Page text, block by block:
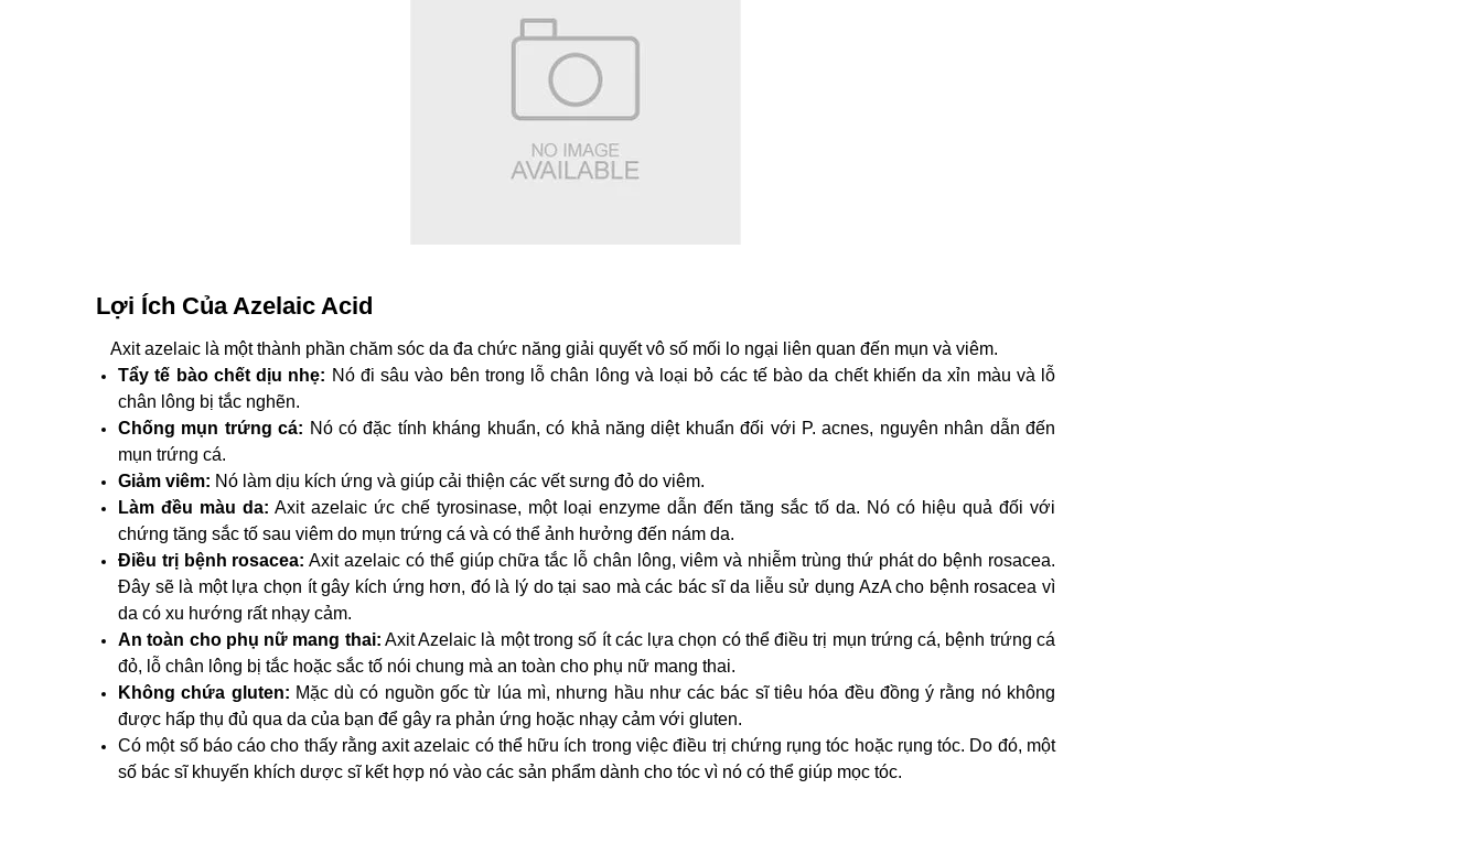
Lợi Ích Của Azelaic Acid
Axit azelaic là một thành phần chăm sóc da đa chức năng giải quyết vô số mối lo ngại liên quan đến mụn và viêm.
Tẩy tế bào chết dịu nhẹ: Nó đi sâu vào bên trong lỗ chân lông và loại bỏ các tế bào da chết khiến da xỉn màu và lỗ
chân lông bị tắc nghẽn.
Chống mụn trứng cá: Nó có đặc tính kháng khuẩn, có khả năng diệt khuẩn đối với P. acnes, nguyên nhân dẫn đến
mụn trứng cá.
Giảm viêm: Nó làm dịu kích ứng và giúp cải thiện các vết sưng đỏ do viêm.
Làm đều màu da: Axit azelaic ức chế tyrosinase, một loại enzyme dẫn đến tăng sắc tố da. Nó có hiệu quả đối với
chứng tăng sắc tố sau viêm do mụn trứng cá và có thể ảnh hưởng đến nám da.
Điều trị bệnh rosacea: Axit azelaic có thể giúp chữa tắc lỗ chân lông, viêm và nhiễm trùng thứ phát do bệnh rosacea.
Đây sẽ là một lựa chọn ít gây kích ứng hơn, đó là lý do tại sao mà các bác sĩ da liễu sử dụng AzA cho bệnh rosacea vì
da có xu hướng rất nhạy cảm.
An toàn cho phụ nữ mang thai: Axit Azelaic là một trong số ít các lựa chọn có thể điều trị mụn trứng cá, bệnh trứng cá
đỏ, lỗ chân lông bị tắc hoặc sắc tố nói chung mà an toàn cho phụ nữ mang thai.
Không chứa gluten: Mặc dù có nguồn gốc từ lúa mì, nhưng hầu như các bác sĩ tiêu hóa đều đồng ý rằng nó không
được hấp thụ đủ qua da của bạn để gây ra phản ứng hoặc nhạy cảm với gluten.
Có một số báo cáo cho thấy rằng axit azelaic có thể hữu ích trong việc điều trị chứng rụng tóc hoặc rụng tóc. Do đó, một
số bác sĩ khuyến khích dược sĩ kết hợp nó vào các sản phẩm dành cho tóc vì nó có thể giúp mọc tóc.